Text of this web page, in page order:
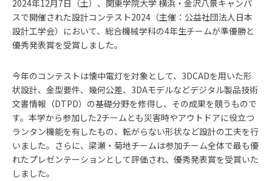
2024年12月7日（土）、関東学院大学 横浜・金沢八景キャンパ
スで開催された設計コンテスト2024（主催：公益社団法人日本
設計工学会）において、総合機械学科の4年生チームが準優勝と
優秀発表賞を受賞しました。
今年のコンテストは懐中電灯を対象として、3DCADを用いた形
状設計、金型要件、幾何公差、3DAモデルなどデジタル製品技術
文書情報（DTPD）の基礎分野を修得し、その成果を競うもので
す。本学から参加した2チームとも災害時やアウトドアに役立つ
ランタン機能を有したもの、転がらない形状など設計の工夫を行
いました。さらに、梁瀬・菊地チームは参加チーム全体で最も優
れたプレゼンテーションとして評価され、優秀発表賞を受賞いた
しました。